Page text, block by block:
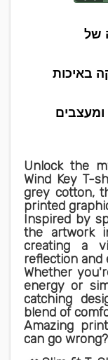
של
סרוקה באיכות
ומעצבים
Unlock the
Wind Key T-
grey cotton,
printed
Inspired by
the artwork
creating a
reflection and
Whether
energy or
catching
blend of
Amazing
can go